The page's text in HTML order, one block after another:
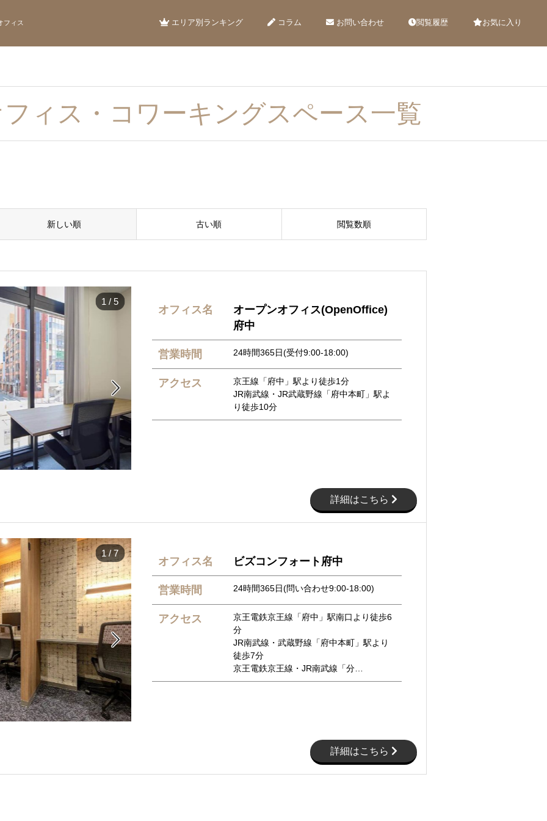
フィス エリア別ランキング コラム お問い合わせ 閲覧履歴 お気に入り
ィス・コワーキングスペース一覧
新しい順 古い順 閲覧数順

1 / 5
オフィス名
オープンオフィス(OpenOffice)
府中
営業時間 24時間365日(受付9:00-18:00)
アクセス
京王線「府中」駅より徒歩1分
JR南武線・JR武蔵野線「府中本町」駅よ
り徒歩10分
詳細はこちら

1/7
オフィス名 ビズコンフォート府中
営業時間 24時間365日(問い合わせ9:00-18:00)
アクセス
京王電鉄京王線「府中」駅南口より徒歩6
分
JR南武線・武蔵野線「府中本町」駅より
徒歩7分
京王電鉄京王線・JR南武線「分…
詳細はこちら